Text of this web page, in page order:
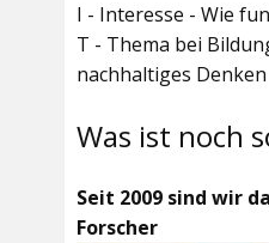
I - Interesse - Wie
T - Thema bei
nachhaltiges Denken
Was ist noch
Seit 2009 sind wir
Forscher